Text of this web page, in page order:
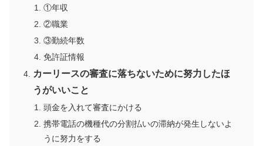
①年収
②職業
③勤続年数
免許証情報
カーリースの審査に落ちないために努力したほ
うがいいこと
頭金を入れて審査にかける
携帯電話の機種代の分割払いの滞納が発生しないよ
うに努力をする